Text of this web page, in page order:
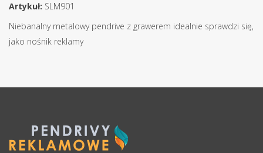
Artykuł: SLM901
Niebanalny metalowy pendrive z grawerem idealnie sprawdzi się,
jako nośnik reklamy